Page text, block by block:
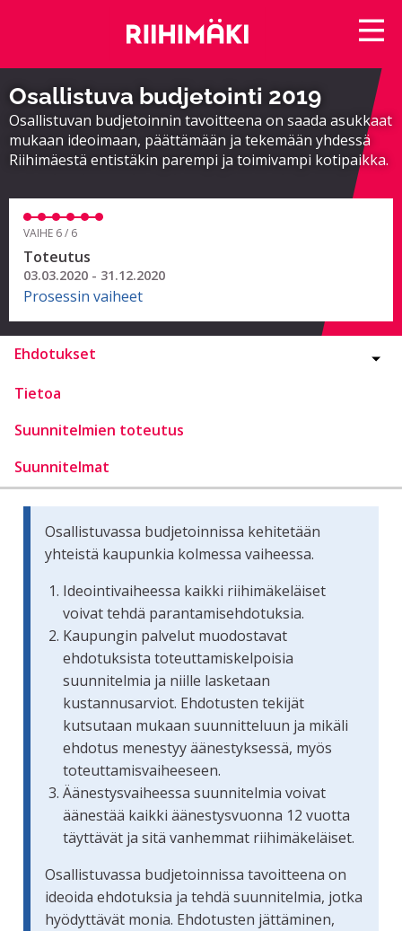
Osallistuva budjetointi 2019
Osallistuvan budjetoinnin tavoitteena on saada asukkaat
mukaan ideoimaan, päättämään ja tekemään yhdessä
Riihimäestä entistäkin parempi ja toimivampi kotipaikka.
VAIHE 6 / 6
Toteutus
03.03.2020 - 31.12.2020
Prosessin vaiheet
Ehdotukset
Tietoa
Suunnitelmien toteutus
Suunnitelmat
Osallistuvassa budjetoinnissa kehitetään
yhteistä kaupunkia kolmessa vaiheessa.
Ideointivaiheessa kaikki riihimäkeläiset
voivat tehdä parantamisehdotuksia.
Kaupungin palvelut muodostavat
ehdotuksista toteuttamiskelpoisia
suunnitelmia ja niille lasketaan
kustannusarviot. Ehdotusten tekijät
kutsutaan mukaan suunnitteluun ja mikäli
ehdotus menestyy äänestyksessä, myös
toteuttamisvaiheeseen.
Äänestysvaiheessa suunnitelmia voivat
äänestää kaikki äänestysvuonna 12 vuotta
täyttävät ja sitä vanhemmat riihimäkeläiset.
Osallistuvassa budjetoinnissa tavoitteena on
ideoida ehdotuksia ja tehdä suunnitelmia, jotka
hyödyttävät monia. Ehdotusten jättäminen,